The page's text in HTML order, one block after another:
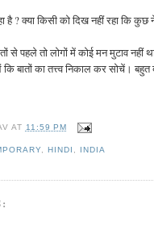
है ? क्या किसी को दिख नहीं रहा कि
से पहले तो लोगों में कोई मन मुटाव
कि बातों का तत्त्व निकाल कर सोचें।
AT 11:59 PM
, HINDI INDIA